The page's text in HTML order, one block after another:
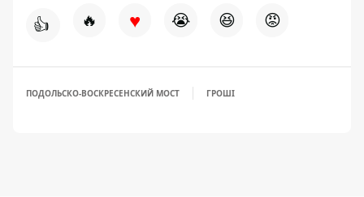
👍 🔥 ♥ 😭 😆 😡
ПОДОЛЬСКО-ВОСКРЕСЕНСКИЙ МОСТ ГРОШІ